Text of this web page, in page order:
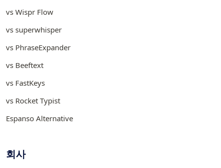
vs Wispr Flow
vs superwhisper
vs PhraseExpander
vs Beeftext
vs FastKeys
vs Rocket Typist
Espanso Alternative
회사